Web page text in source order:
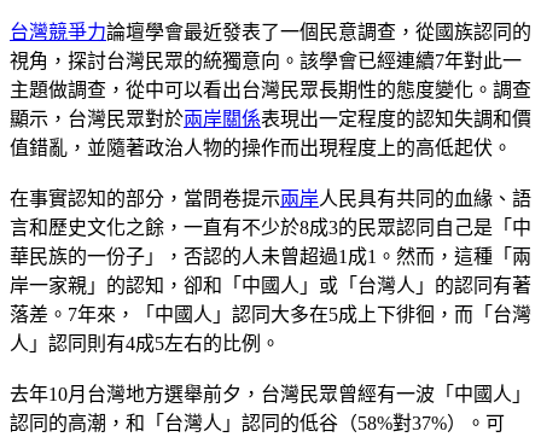
台灣競爭力論壇學會最近發表了一個民意調查，從國族認同的
視角，探討台灣民眾的統獨意向。該學會已經連續7年對此一
主題做調查，從中可以看出台灣民眾長期性的態度變化。調查
顯示，台灣民眾對於兩岸關係表現出一定程度的認知失調和價
值錯亂，並隨著政治人物的操作而出現程度上的高低起伏。
在事實認知的部分，當問卷提示兩岸人民具有共同的血緣、語
言和歷史文化之餘，一直有不少於8成3的民眾認同自己是「中
華民族的一份子」，否認的人未曾超過1成1。然而，這種「兩
岸一家親」的認知，卻和「中國人」或「台灣人」的認同有著
落差。7年來，「中國人」認同大多在5成上下徘徊，而「台灣
人」認同則有4成5左右的比例。
去年10月台灣地方選舉前夕，台灣民眾曾經有一波「中國人」
認同的高潮，和「台灣人」認同的低谷（58%對37%）。可